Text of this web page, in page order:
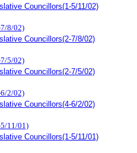
Councillors(1-5/11/02)
8/02)
Councillors(2-7/8/02)
5/02)
Councillors(2-7/5/02)
2/02)
Councillors(4-6/2/02)
11/01)
Councillors(1-5/11/01)